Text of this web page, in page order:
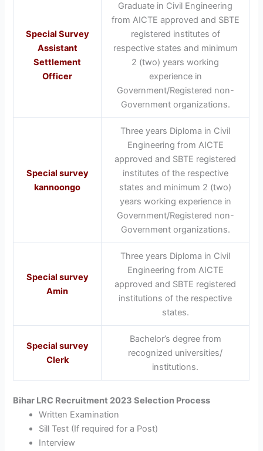
Special Survey
Assistant
Settlement
Officer
Graduate in Civil Engineering
from AICTE approved and SBTE
registered institutes of
respective states and minimum
2 (two) years working
experience in
Government/Registered non-
Government organizations.
Special survey
kannoongo
Three years Diploma in Civil
Engineering from AICTE
approved and SBTE registered
institutes of the respective
states and minimum 2 (two)
years working experience in
Government/Registered non-
Government organizations.
Special survey
Amin
Three years Diploma in Civil
Engineering from AICTE
approved and SBTE registered
institutions of the respective
states.
Special survey
Clerk
Bachelor’s degree from
recognized universities/
institutions.
Bihar LRC Recruitment 2023 Selection Process
Written Examination
Sill Test (If required for a Post)
Interview